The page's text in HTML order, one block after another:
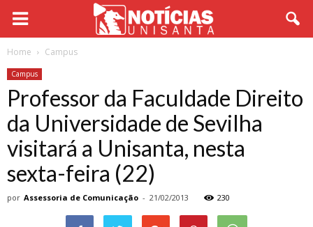
Home Campus
Campus
Professor da Faculdade Direito
da Universidade de Sevilha
visitará a Unisanta, nesta
sexta-feira (22)
por Assessoria de Comunicação - 21/02/2013 230